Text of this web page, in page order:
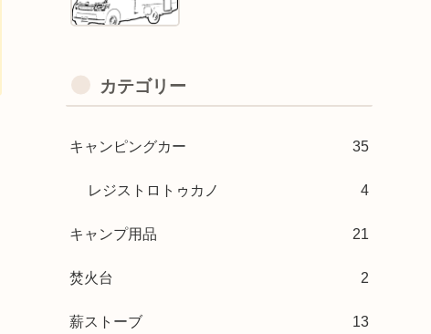
カテゴリー
キャンピングカー 35
レジストロトゥカノ 4
キャンプ用品 21
焚火台 2
薪ストーブ 13